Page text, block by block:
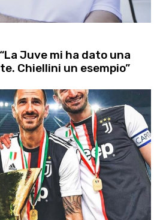
Juve mi ha dato una
Chiellini un esempio”